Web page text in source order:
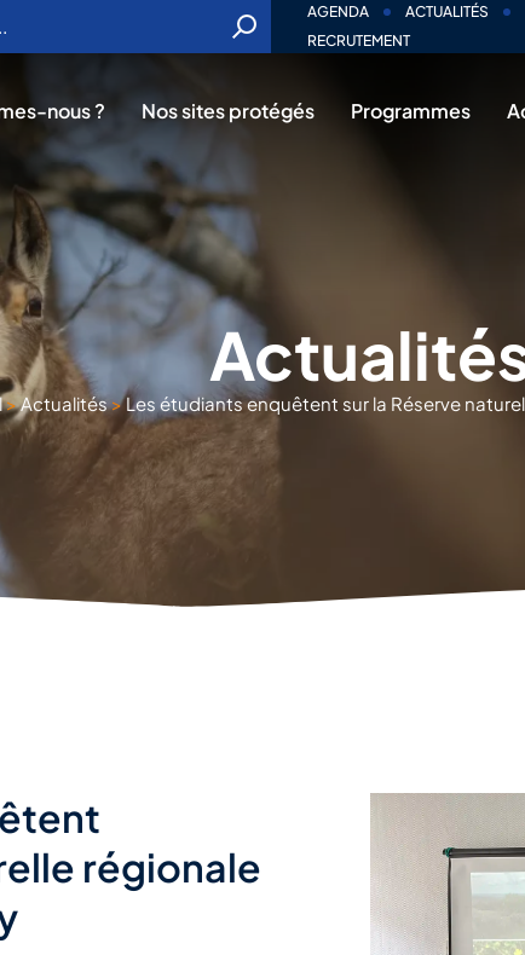
AGENDA ACTUALITÉS
RECRUTEMENT
nous ? Nos sites protégés Programmes
>Actualités>Les étudiants enquêtent sur la Réserve
régionale